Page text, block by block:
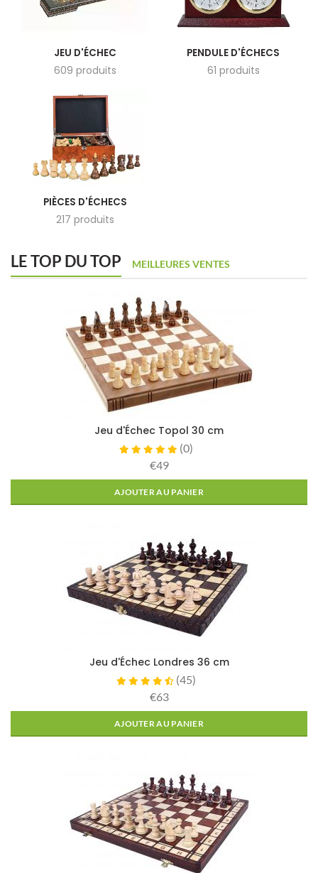
JEU D'ÉCHEC
609 produits
PENDULE D'ÉCHECS
61 produits
PIÈCES D'ÉCHECS
217 produits
LE TOP DU TOP MEILLEURES VENTES
Jeu d'Échec Topol 30 cm
(0)
€49
AJOUTER AU PANIER
Jeu d'Échec Londres 36 cm
(45)
€63
AJOUTER AU PANIER